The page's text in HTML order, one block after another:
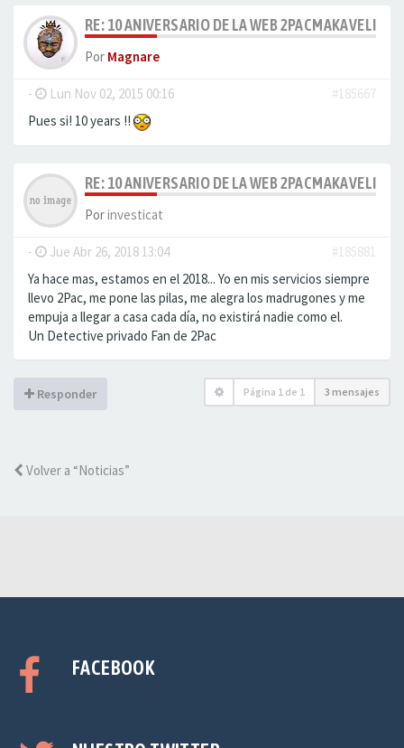
RE: 10 ANIVERSARIO DE LA WEB 2PACMAKAVELI.ES
Por Magnare
- Lun Nov 02, 2015 00:16
#185667
Pues si! 10 years !!
RE: 10 ANIVERSARIO DE LA WEB 2PACMAKAVELI.ES
Porinvesticat
- Jue Abr 26, 2018 13:04
#185881
Ya hace mas, estamos en el 2018... Yo en mis servicios siempre
llevo 2Pac, me pone las pilas, me alegra los madrugones y me
empuja a llegar a casa cada día, no existirá nadie como el.
Un Detective privado Fan de 2Pac
Responder Página 1 de 1 3 mensajes
Volver a “Noticias”
FACEBOOK